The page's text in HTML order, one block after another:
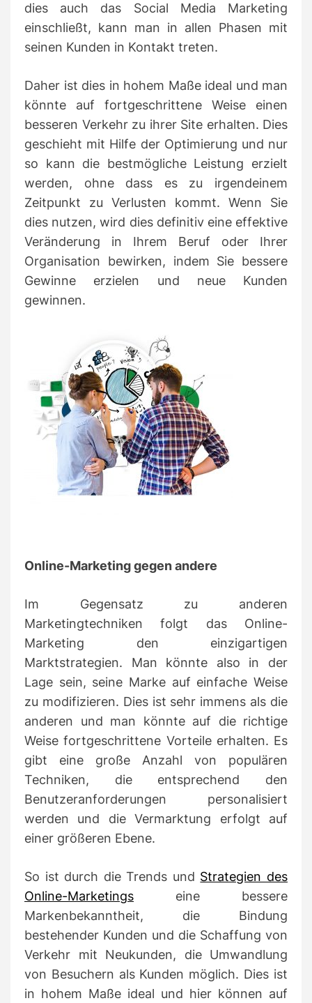
dies auch das Social Media Marketing
einschließt, kann man in allen Phasen mit
seinen Kunden in Kontakt treten.
Daher ist dies in hohem Maße ideal und man
könnte auf fortgeschrittene Weise einen
besseren Verkehr zu ihrer Site erhalten. Dies
geschieht mit Hilfe der Optimierung und nur
so kann die bestmögliche Leistung erzielt
werden, ohne dass es zu irgendeinem
Zeitpunkt zu Verlusten kommt. Wenn Sie
dies nutzen, wird dies definitiv eine effektive
Veränderung in Ihrem Beruf oder Ihrer
Organisation bewirken, indem Sie bessere
Gewinne erzielen und neue Kunden
gewinnen.
Online-Marketing gegen andere
Im Gegensatz zu anderen
Marketingtechniken folgt das Online-
Marketing den einzigartigen
Marktstrategien. Man könnte also in der
Lage sein, seine Marke auf einfache Weise
zu modifizieren. Dies ist sehr immens als die
anderen und man könnte auf die richtige
Weise fortgeschrittene Vorteile erhalten. Es
gibt eine große Anzahl von populären
Techniken, die entsprechend den
Benutzeranforderungen personalisiert
werden und die Vermarktung erfolgt auf
einer größeren Ebene.
So ist durch die Trends und Strategien des
Online-Marketings eine bessere
Markenbekanntheit, die Bindung
bestehender Kunden und die Schaffung von
Verkehr mit Neukunden, die Umwandlung
von Besuchern als Kunden möglich. Dies ist
in hohem Maße ideal und hier können auf